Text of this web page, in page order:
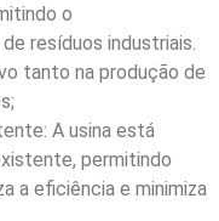
o
resíduos industriais.
tanto na produção de
A usina está
permitindo
a eficiência e minimiza